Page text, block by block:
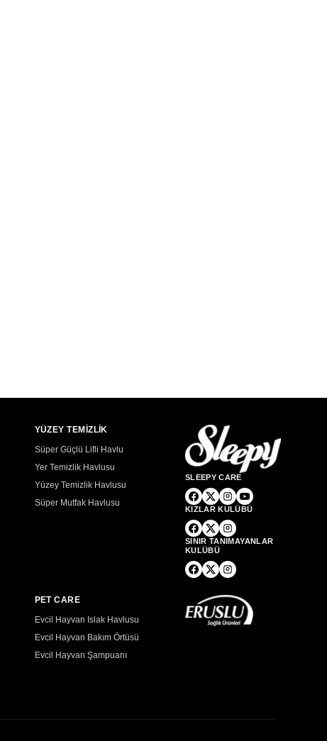
YÜZEY TEMİZLİK
Süper Güçlü Lifli Havlu
Yer Temizlik Havlusu
Yüzey Temizlik Havlusu
Süper Mutfak Havlusu
PET CARE
Evcil Hayvan Islak Havlusu
Evcil Hayvan Bakım Örtüsü
Evcil Hayvan Şampuanı
SLEEPY CARE
KIZLAR KULÜBÜ
SINIR TANIMAYANLAR
KULÜBÜ